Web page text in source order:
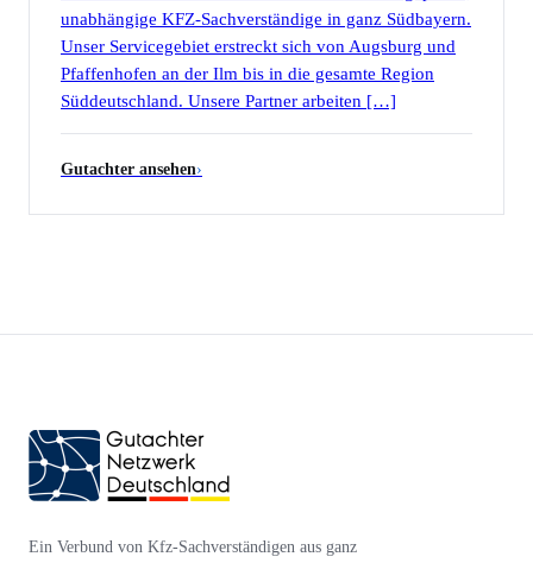
unabhängige KFZ-Sachverständige in ganz Südbayern.
Unser Servicegebiet erstreckt sich von Augsburg und
Pfaffenhofen an der Ilm bis in die gesamte Region
Süddeutschland. Unsere Partner arbeiten […]
Gutachter ansehen›
Ein Verbund von Kfz-Sachverständigen aus ganz